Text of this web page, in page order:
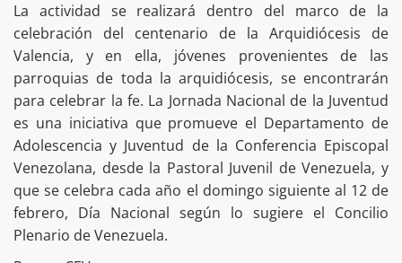
La actividad se realizará dentro del marco de la
celebración del centenario de la Arquidiócesis de
Valencia, y en ella, jóvenes provenientes de las
parroquias de toda la arquidiócesis, se encontrarán
para celebrar la fe. La Jornada Nacional de la Juventud
es una iniciativa que promueve el Departamento de
Adolescencia y Juventud de la Conferencia Episcopal
Venezolana, desde la Pastoral Juvenil de Venezuela, y
que se celebra cada año el domingo siguiente al 12 de
febrero, Día Nacional según lo sugiere el Concilio
Plenario de Venezuela.